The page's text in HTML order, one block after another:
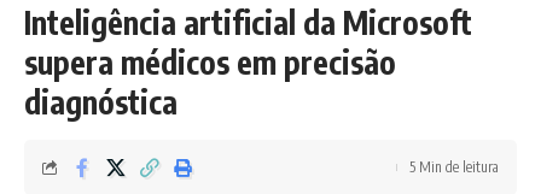
Inteligência artificial da Microsoft
supera médicos em precisão
diagnóstica
5 Min de leitura